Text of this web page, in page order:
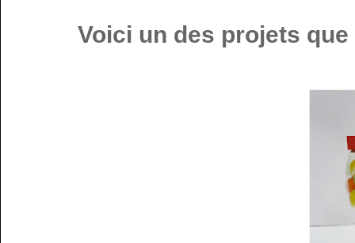
Voici un des projets